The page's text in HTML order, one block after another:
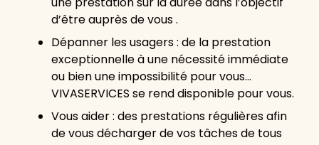
d’être auprès de vous .
Dépanner les usagers : de la prestation
exceptionnelle à une nécessité immédiate
ou bien une impossibilité pour vous…
VIVASERVICES se rend disponible pour vous.
Vous aider : des prestations régulières afin
de vous décharger de vos tâches de tous